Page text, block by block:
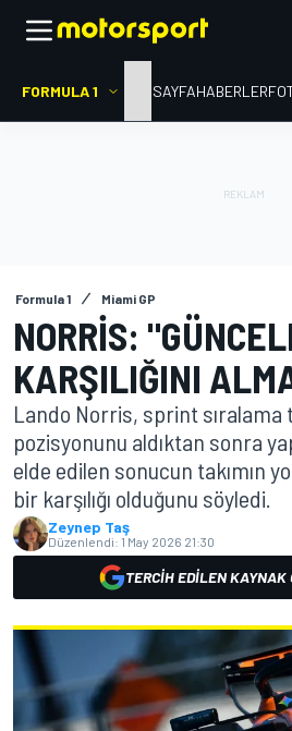
FORMULA 1 ANA SAYFAHABERLER
Formula 1 Miami GP
NORRIS:
KARŞILIĞINI
Lando Norris, sprint sıralama
pozisyonunu aldıktan sonra
elde edilen sonucun takımın
bir karşılığı olduğunu söyledi.
Zeynep Taş
Düzenlendi: 1 May 2026 21:30
TERCIH EDILEN